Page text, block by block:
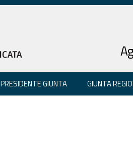
PRESIDENTE GIUNTA GIUNTA